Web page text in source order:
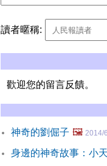
讀者暱稱:
歡迎您的留言反饋。
神奇的劉倔子 🖼️ 2014/
身邊的神奇故事：小